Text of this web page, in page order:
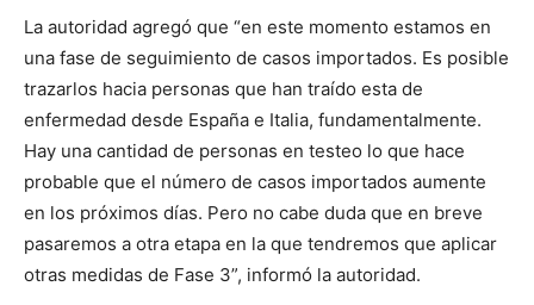
La autoridad agregó que “en este momento estamos en
una fase de seguimiento de casos importados. Es posible
trazarlos hacia personas que han traído esta de
enfermedad desde España e Italia, fundamentalmente.
Hay una cantidad de personas en testeo lo que hace
probable que el número de casos importados aumente
en los próximos días. Pero no cabe duda que en breve
pasaremos a otra etapa en la que tendremos que aplicar
otras medidas de Fase 3”, informó la autoridad.